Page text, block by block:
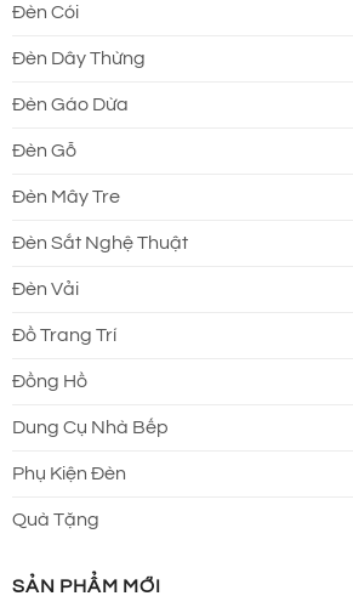
Đèn Cói
Đèn Dây Thừng
Đèn Gáo Dừa
Đèn Gỗ
Đèn Mây Tre
Đèn Sắt Nghệ Thuật
Đèn Vải
Đồ Trang Trí
Đồng Hồ
Dung Cụ Nhà Bếp
Phụ Kiện Đèn
Quà Tặng
SẢN PHẨM MỚI